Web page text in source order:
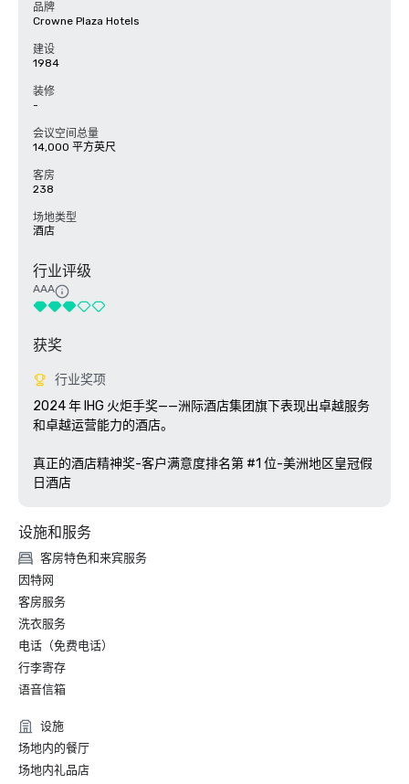
品牌
Crowne Plaza Hotels
建设
1984
装修
-
会议空间总量
14,000 平方英尺
客房
238
场地类型
酒店
行业评级
AAA
获奖
行业奖项
2024 年 IHG 火炬手奖——洲际酒店集团旗下表现出卓越服务
和卓越运营能力的酒店。
真正的酒店精神奖-客户满意度排名第 #1 位-美洲地区皇冠假
日酒店
设施和服务
客房特色和来宾服务
因特网
客房服务
洗衣服务
电话（免费电话）
行李寄存
语音信箱
设施
场地内的餐厅
场地内礼品店